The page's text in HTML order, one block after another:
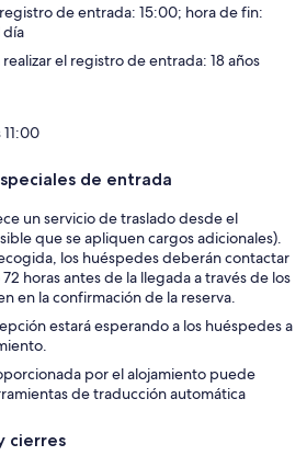
de entrada: 15:00; hora de fin:
día
el registro de entrada: 18 años
de entrada
un servicio de traslado desde el
que se apliquen cargos adicionales).
los huéspedes deberán contactar
horas antes de la llegada a través de los
en la confirmación de la reserva.
estará esperando a los huéspedes a
por el alojamiento puede
de traducción automática
cierres